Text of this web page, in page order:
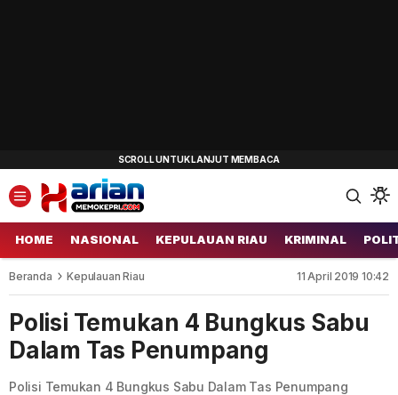
HOME NASIONAL KEPULAUAN RIAU KRIMINAL
Beranda Kepulauan Riau 11 April 2019 10:42
Polisi Temukan 4 Bungkus Sabu
Dalam Tas Penumpang
Polisi Temukan 4 Bungkus Sabu Dalam Tas Penumpang